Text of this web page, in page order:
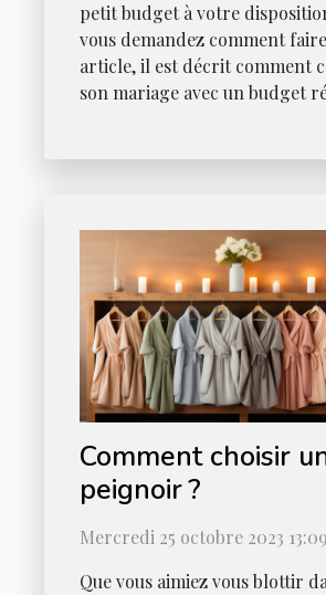
petit budget à votre
vous demandez comment
article, il est décrit comment
son mariage avec un budget
Comment choisir
peignoir ?
Mercredi 25 octobre 2023 13:09
Que vous aimiez vous blottir